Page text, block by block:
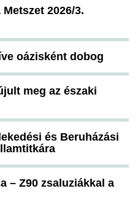
2026/3.
oázisként dobog
meg az északi
és Beruházási
– Z90 zsaluziákkal a